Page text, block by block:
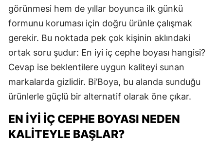
görünmesi hem de yıllar boyunca ilk günkü
formunu koruması için doğru ürünle çalışmak
gerekir. Bu noktada pek çok kişinin aklındaki
ortak soru şudur: En iyi iç cephe boyası hangisi?
Cevap ise beklentilere uygun kaliteyi sunan
markalarda gizlidir. Bi’Boya, bu alanda sunduğu
ürünlerle güçlü bir alternatif olarak öne çıkar.
EN İYI İÇ CEPHE BOYASI NEDEN
KALITEYLE BAŞLAR?